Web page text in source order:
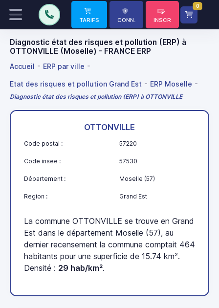
TARIFS CONN. INSCR
0
Diagnostic état des risques et pollution (ERP) à
OTTONVILLE (Moselle) - FRANCE ERP
Accueil ERP par ville
Etat des risques et pollution Grand Est ERP Moselle
Diagnostic état des risques et pollution (ERP) à OTTONVILLE
OTTONVILLE
Code postal : 57220
Code insee : 57530
Département : Moselle (57)
Region : Grand Est
La commune OTTONVILLE se trouve en Grand
Est dans le département Moselle (57), au
dernier recensement la commune comptait 464
habitants pour une superficie de 15.74 km².
Densité : 29 hab/km².